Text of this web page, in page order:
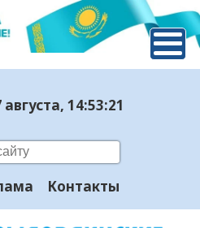
августа, 14:53:22
Контакты